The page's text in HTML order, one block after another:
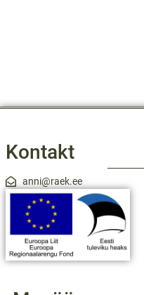
Kontakt
anni@raek.ee